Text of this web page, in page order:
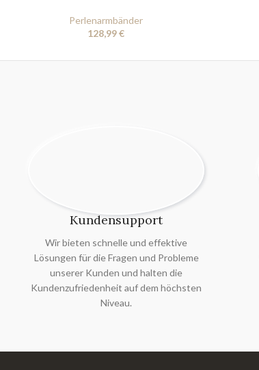
Perlenarmbänder
128,99€
Kundensupport
Wir bieten schnelle und effektive
Lösungen für die Fragen und Probleme
unserer Kunden und halten die
Kundenzufriedenheit auf dem höchsten
Niveau.